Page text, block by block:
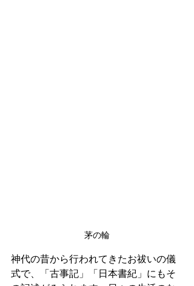
茅の輪
神代の昔から行われてきたお祓いの儀
式で、「古事記」「日本書紀」にもそ